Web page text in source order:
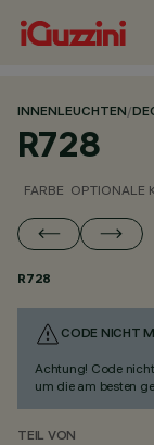
INNENLEUCHTEN/
R728
FARBE OPTIONALE
R728
CODE NICHT
Achtung! Code
um die am besten
TEIL VON